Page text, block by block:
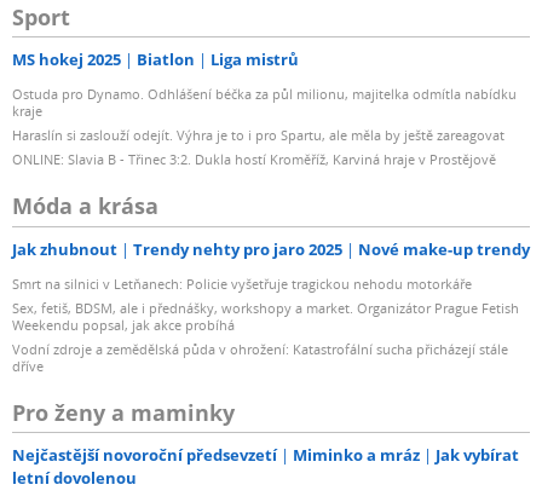
Sport
MS hokej 2025 Biatlon Liga mistrů
Ostuda pro Dynamo. Odhlášení béčka za půl milionu, majitelka odmítla nabídku
kraje
Haraslín si zaslouží odejít. Výhra je to i pro Spartu, ale měla by ještě zareagovat
ONLINE: Slavia B - Třinec 3:2. Dukla hostí Kroměříž, Karviná hraje v Prostějově
Móda a krása
Jak zhubnout Trendy nehty pro jaro 2025 Nové make-up trendy
Smrt na silnici v Letňanech: Policie vyšetřuje tragickou nehodu motorkáře
Sex, fetiš, BDSM, ale i přednášky, workshopy a market. Organizátor Prague Fetish
Weekendu popsal, jak akce probíhá
Vodní zdroje a zemědělská půda v ohrožení: Katastrofální sucha přicházejí stále
dříve
Pro ženy a maminky
Nejčastější novoroční předsevzetí Miminko a mráz
Jak vybírat
letní dovolenou